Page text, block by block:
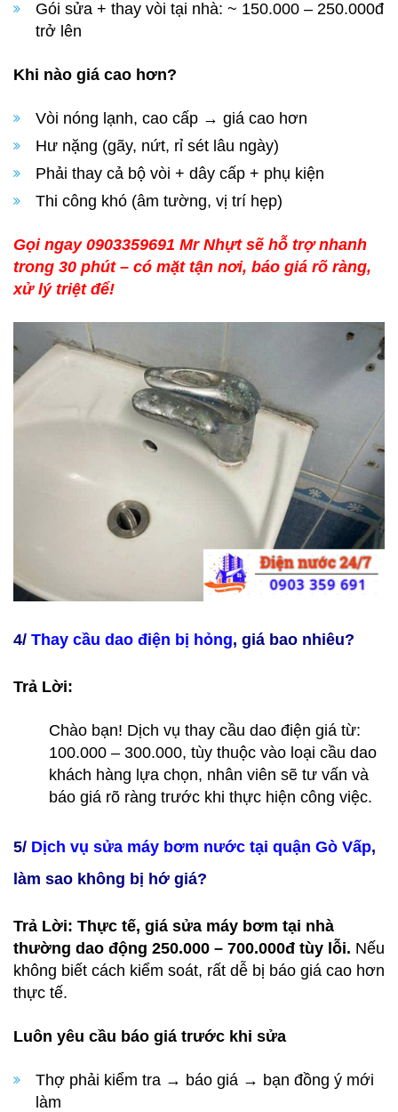
Gói sửa + thay vòi tại nhà: ~ 150.000 – 250.000đ
trở lên
Khi nào giá cao hơn?
Vòi nóng lạnh, cao cấp → giá cao hơn
Hư nặng (gãy, nứt, rỉ sét lâu ngày)
Phải thay cả bộ vòi + dây cấp + phụ kiện
Thi công khó (âm tường, vị trí hẹp)
Gọi ngay 0903359691 Mr Nhựt sẽ hỗ trợ nhanh
trong 30 phút – có mặt tận nơi, báo giá rõ ràng,
xử lý triệt để!
4/ Thay cầu dao điện bị hỏng, giá bao nhiêu?
Trả Lời:
Chào bạn! Dịch vụ thay cầu dao điện giá từ:
100.000 – 300.000, tùy thuộc vào loại cầu dao
khách hàng lựa chọn, nhân viên sẽ tư vấn và
báo giá rõ ràng trước khi thực hiện công việc.
5/ Dịch vụ sửa máy bơm nước tại quận Gò Vấp,
làm sao không bị hớ giá?
Trả Lời: Thực tế, giá sửa máy bơm tại nhà
thường dao động 250.000 – 700.000đ tùy lỗi. Nếu
không biết cách kiểm soát, rất dễ bị báo giá cao hơn
thực tế.
Luôn yêu cầu báo giá trước khi sửa
Thợ phải kiểm tra → báo giá → bạn đồng ý mới
làm